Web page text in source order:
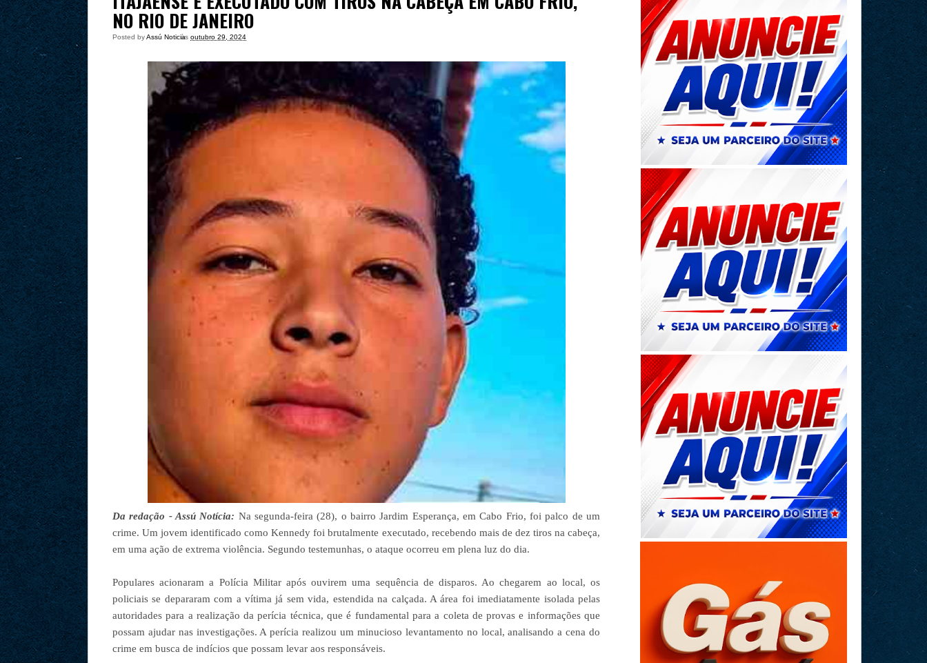
NO RIO DE JANEIRO
Posted byAssú Noticia
às outubro 29, 2024
Da redação - Assú Notícia: Na segunda-feira (28), o bairro Jardim Esperança, em Cabo Frio, foi palco de um
crime. Um jovem identificado como Kennedy foi brutalmente executado, recebendo mais de dez tiros na cabeça,
em uma ação de extrema violência. Segundo testemunhas, o ataque ocorreu em plena luz do dia.
Populares acionaram a Polícia Militar após ouvirem uma sequência de disparos. Ao chegarem ao local, os
policiais se depararam com a vítima já sem vida, estendida na calçada. A área foi imediatamente isolada pelas
autoridades para a realização da perícia técnica, que é fundamental para a coleta de provas e informações que
possam ajudar nas investigações. A perícia realizou um minucioso levantamento no local, analisando a cena do
crime em busca de indícios que possam levar aos responsáveis.